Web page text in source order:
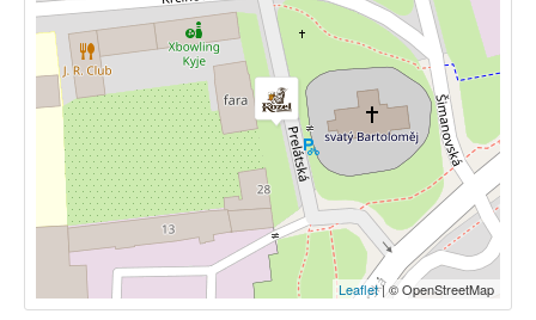
Leaflet| © OpenStreetMap